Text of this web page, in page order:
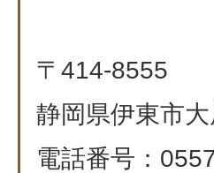
〒414-8555
静岡県伊東市
電話番号：